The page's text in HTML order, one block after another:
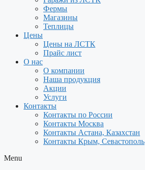
Фермы
Магазины
Теплицы
Цены
Цены на ЛСТК
Прайс лист
О нас
О компании
Наша продукция
Акции
Услуги
Контакты
Контакты по России
Контакты Москва
Контакты Астана, Казахстан
Контакты Крым, Севастополь
Menu